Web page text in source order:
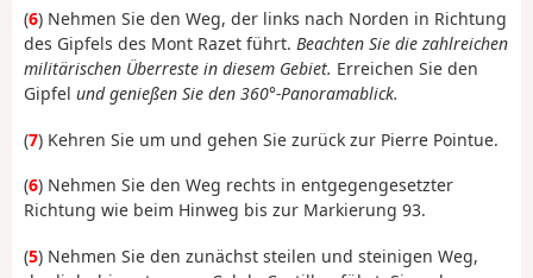
(6) Nehmen Sie den Weg, der links nach Norden in Richtung
des Gipfels des Mont Razet führt. Beachten Sie die zahlreichen
militärischen Überreste in diesem Gebiet. Erreichen Sie den
Gipfel und genießen Sie den 360°-Panoramablick.
(7) Kehren Sie um und gehen Sie zurück zur Pierre Pointue.
(6) Nehmen Sie den Weg rechts in entgegengesetzter
Richtung wie beim Hinweg bis zur Markierung 93.
(5) Nehmen Sie den zunächst steilen und steinigen Weg,